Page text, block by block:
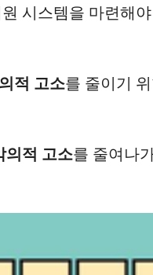
시스템을 마련해
적 고소를 줄이기
의적 고소를 줄여나